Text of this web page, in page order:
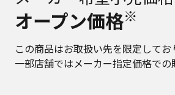
オープン価格※
この商品はお取扱い先を限定してお
一部店舗ではメーカー指定価格での